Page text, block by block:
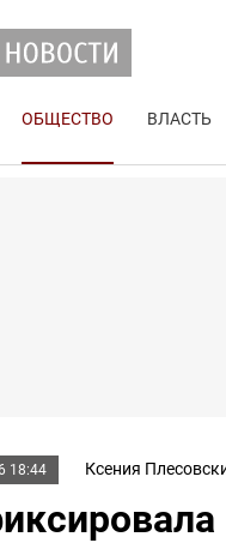
ОБЩЕСТВО ВЛАСТЬ
18:44 Ксения